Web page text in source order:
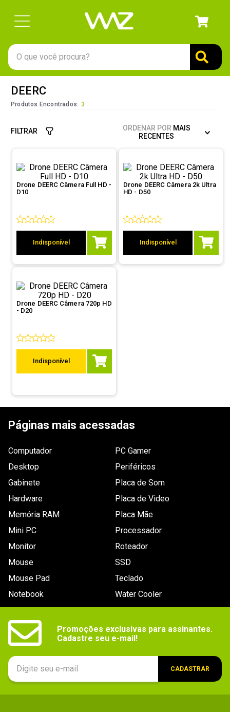
O que você procura?
DEERC
Produtos Encontrados: 3
FILTRAR ORDENAR POR MAIS
RECENTES
Drone DEERC Câmera Full HD -
D10
Indisponível
Drone DEERC Câmera 2k Ultra
HD - D50
Indisponível
Drone DEERC Câmera 720p HD
- D20
Indisponível
Páginas mais acessadas
Computador
Desktop
Gabinete
Hardware
Memória RAM
Mini PC
Monitor
Mouse
Mouse Pad
Notebook
PC Gamer
Periféricos
Placa de Som
Placa de Video
Placa Mãe
Processador
Roteador
SSD
Teclado
Water Cooler
Promoções exclusivas para assinantes.
Cadastre seu e-mail!
CADASTRAR
teclado
4º
ssd
5º
openbox
6º
mouse
fractal
9º